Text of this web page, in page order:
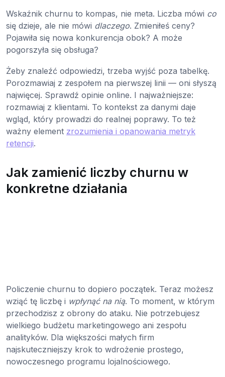
Wskaźnik churnu to kompas, nie meta. Liczba mówi co
się dzieje, ale nie mówi dlaczego. Zmieniłeś ceny?
Pojawiła się nowa konkurencja obok? A może
pogorszyła się obsługa?
Żeby znaleźć odpowiedzi, trzeba wyjść poza tabelkę.
Porozmawiaj z zespołem na pierwszej linii — oni słyszą
najwięcej. Sprawdź opinie online. I najważniejsze:
rozmawiaj z klientami. To kontekst za danymi daje
wgląd, który prowadzi do realnej poprawy. To też
ważny element zrozumienia i opanowania metryk
retencji.
Jak zamienić liczby churnu w
konkretne działania
Policzenie churnu to dopiero początek. Teraz możesz
wziąć tę liczbę i wpłynąć na nią. To moment, w którym
przechodzisz z obrony do ataku. Nie potrzebujesz
wielkiego budżetu marketingowego ani zespołu
analityków. Dla większości małych firm
najskuteczniejszy krok to wdrożenie prostego,
nowoczesnego programu lojalnościowego.